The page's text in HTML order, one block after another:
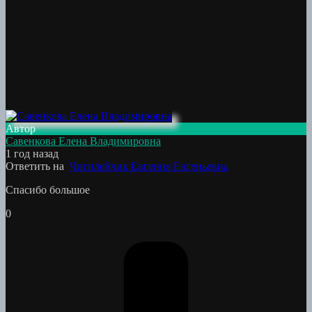
Автор
Савенкова Елена Владимировна
1 год назад
Ответить на Чигилейчик Евгения Евгеньевна
Спасибо большое
0